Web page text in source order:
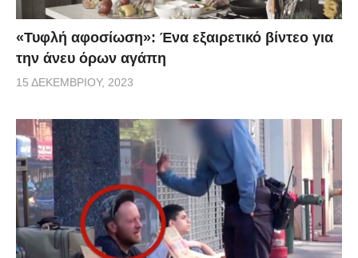
«Τυφλή αφοσίωση»: Ένα εξαιρετικό βίντεο για
την άνευ όρων αγάπη
15 ΔΕΚΕΜΒΡΊΟΥ, 2023